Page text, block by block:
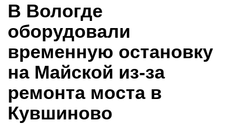
В Вологде
оборудовали
временную остановку
на Майской из-за
ремонта моста в
Кувшиново